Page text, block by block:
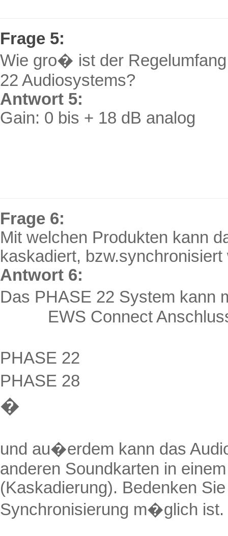
Frage 5:
Wie gro� ist der
22 Audiosystems?
Antwort 5:
Gain: 0 bis + 18 dB analog
Frage 6:
Mit welchen Produkten kann
kaskadiert, bzw.synchronisiert
Antwort 6:
Das PHASE 22 System kann
EWS Connect
PHASE 22
PHASE 28
�
und au�erdem kann das
anderen Soundkarten in
(Kaskadierung). Bedenken
Synchronisierung m�glich ist.